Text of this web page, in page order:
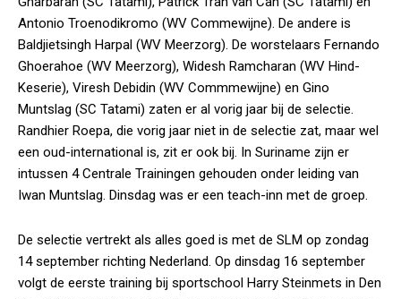
Antonio Troenodikromo (WV Commewijne). De andere is
Baldjietsingh Harpal (WV Meerzorg). De worstelaars Fernando
Ghoerahoe (WV Meerzorg), Widesh Ramcharan (WV Hind-
Keserie), Viresh Debidin (WV Commmewijne) en Gino
Muntslag (SC Tatami) zaten er al vorig jaar bij de selectie.
Randhier Roepa, die vorig jaar niet in de selectie zat, maar wel
een oud-international is, zit er ook bij. In Suriname zijn er
intussen 4 Centrale Trainingen gehouden onder leiding van
Iwan Muntslag. Dinsdag was er een teach-inn met de groep.
De selectie vertrekt als alles goed is met de SLM op zondag
14 september richting Nederland. Op dinsdag 16 september
volgt de eerste training bij sportschool Harry Steinmets in Den